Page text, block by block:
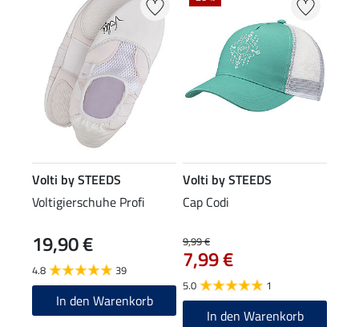
Volti by STEEDS
Voltigierschuhe Profi
19,90 €
4.8 39
In den Warenkorb
Volti by STEEDS
Cap Codi
9,99 €
7,99 €
5.0 1
In den Warenkorb